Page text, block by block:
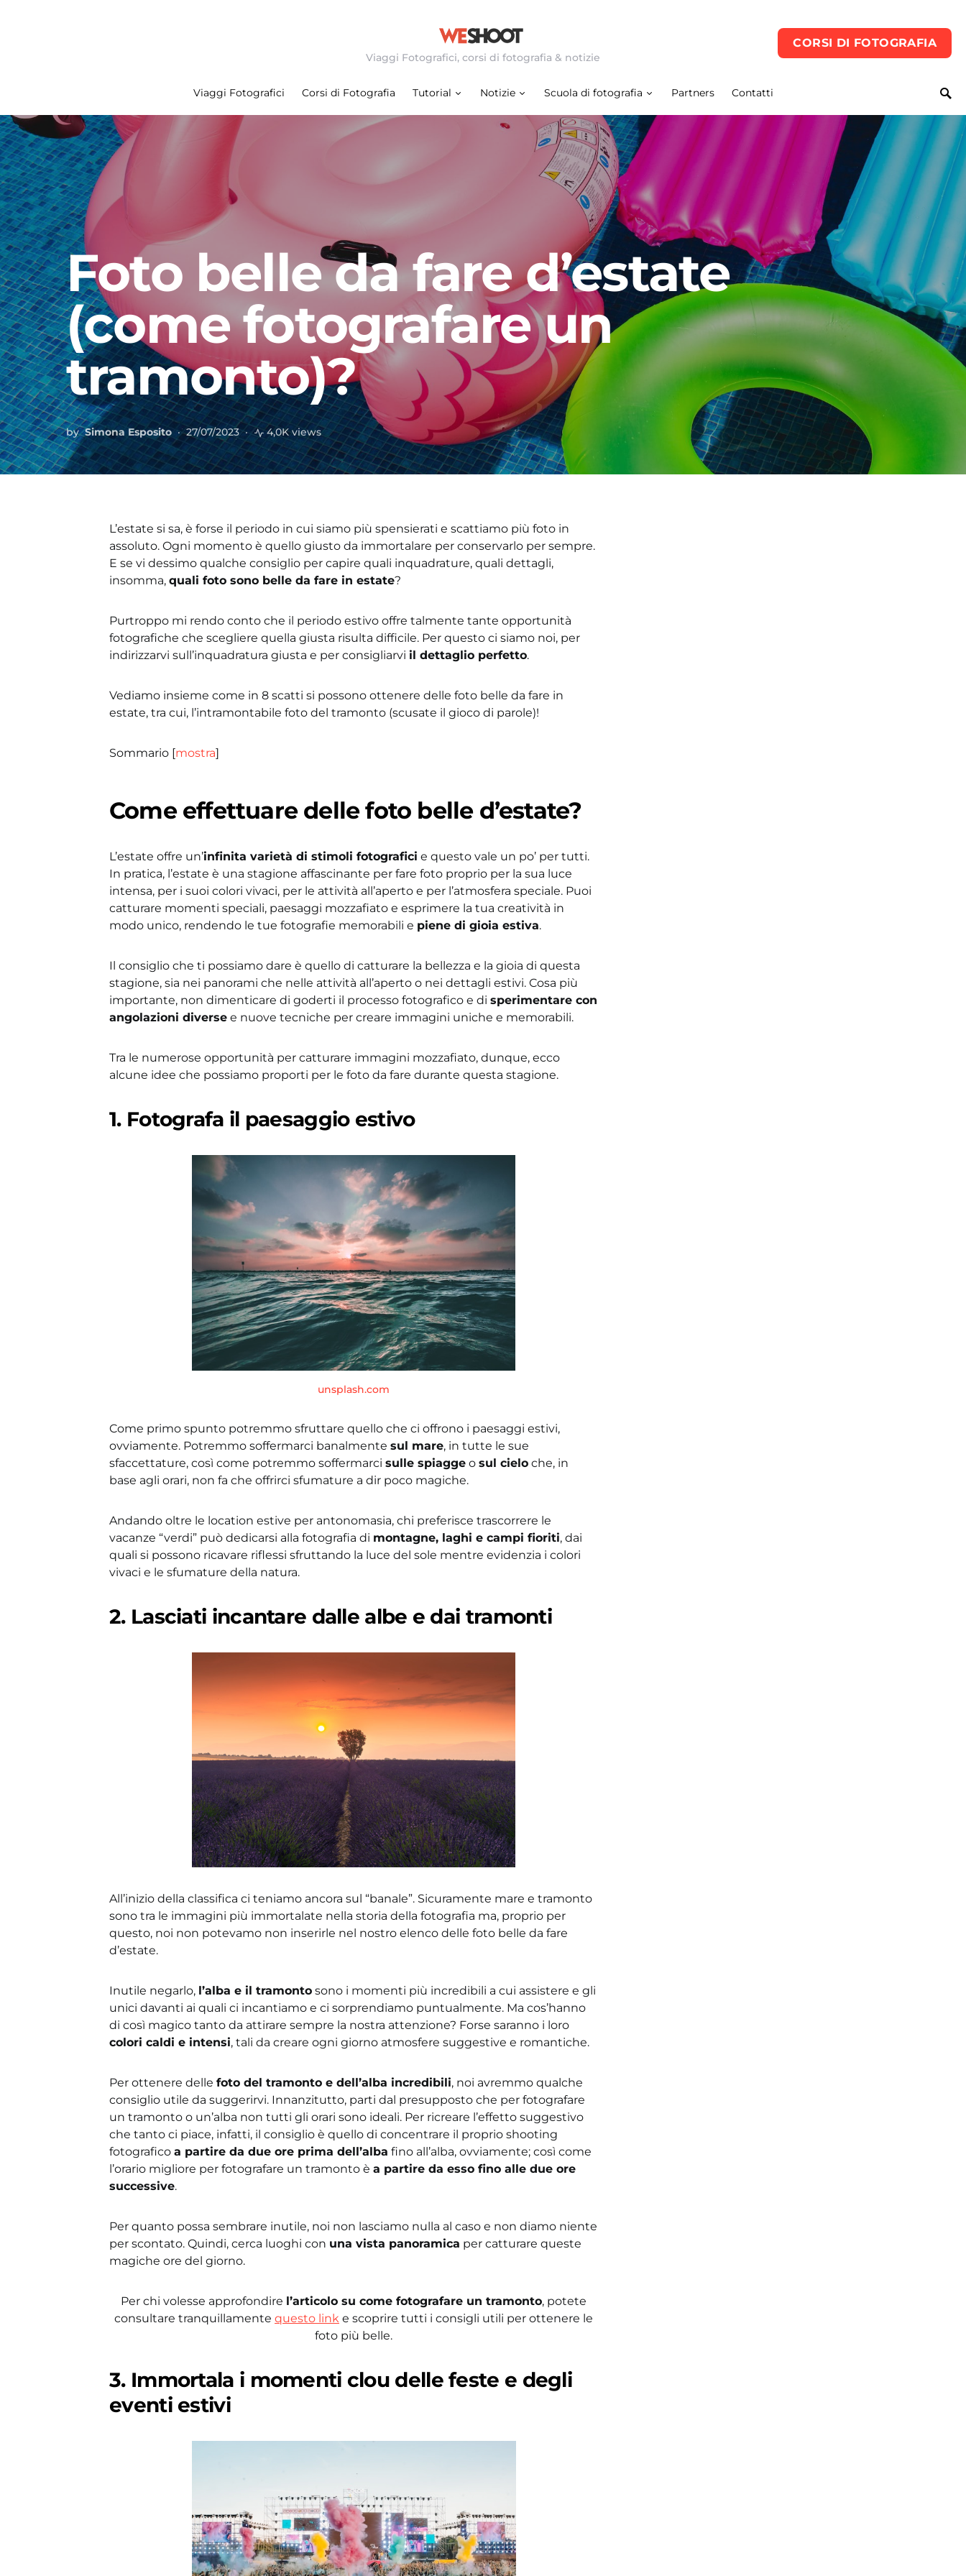
Viaggi Fotografici, corsi di fotografia & notizie
CORSI DI FOTOGRAFIA
Viaggi Fotografici Corsi di Fotografia Tutorial Notizie Scuola di fotografia Partners Contatti
Foto belle da fare d’estate
(come fotografare un
tramonto)?
by Simona Esposito 27/07/2023 4,0K views
L’estate si sa, è forse il periodo in cui siamo più spensierati e scattiamo più foto in
assoluto. Ogni momento è quello giusto da immortalare per conservarlo per sempre.
E se vi dessimo qualche consiglio per capire quali inquadrature, quali dettagli,
insomma, quali foto sono belle da fare in estate?
Purtroppo mi rendo conto che il periodo estivo offre talmente tante opportunità
fotografiche che scegliere quella giusta risulta difficile. Per questo ci siamo noi, per
indirizzarvi sull’inquadratura giusta e per consigliarvi il dettaglio perfetto.
Vediamo insieme come in 8 scatti si possono ottenere delle foto belle da fare in
estate, tra cui, l’intramontabile foto del tramonto (scusate il gioco di parole)!
Sommario [mostra]
Come effettuare delle foto belle d’estate?
L’estate offre un’infinita varietà di stimoli fotografici e questo vale un po’ per tutti.
In pratica, l’estate è una stagione affascinante per fare foto proprio per la sua luce
intensa, per i suoi colori vivaci, per le attività all’aperto e per l’atmosfera speciale. Puoi
catturare momenti speciali, paesaggi mozzafiato e esprimere la tua creatività in
modo unico, rendendo le tue fotografie memorabili e piene di gioia estiva.
Il consiglio che ti possiamo dare è quello di catturare la bellezza e la gioia di questa
stagione, sia nei panorami che nelle attività all’aperto o nei dettagli estivi. Cosa più
importante, non dimenticare di goderti il processo fotografico e di sperimentare con
angolazioni diverse e nuove tecniche per creare immagini uniche e memorabili.
Tra le numerose opportunità per catturare immagini mozzafiato, dunque, ecco
alcune idee che possiamo proporti per le foto da fare durante questa stagione.
1. Fotografa il paesaggio estivo
unsplash.com
Come primo spunto potremmo sfruttare quello che ci offrono i paesaggi estivi,
ovviamente. Potremmo soffermarci banalmente sul mare, in tutte le sue
sfaccettature, così come potremmo soffermarci sulle spiagge o sul cielo che, in
base agli orari, non fa che offrirci sfumature a dir poco magiche.
Andando oltre le location estive per antonomasia, chi preferisce trascorrere le
vacanze “verdi” può dedicarsi alla fotografia di montagne, laghi e campi fioriti, dai
quali si possono ricavare riflessi sfruttando la luce del sole mentre evidenzia i colori
vivaci e le sfumature della natura.
2. Lasciati incantare dalle albe e dai tramonti
All’inizio della classifica ci teniamo ancora sul “banale”. Sicuramente mare e tramonto
sono tra le immagini più immortalate nella storia della fotografia ma, proprio per
questo, noi non potevamo non inserirle nel nostro elenco delle foto belle da fare
d’estate.
Inutile negarlo, l’alba e il tramonto sono i momenti più incredibili a cui assistere e gli
unici davanti ai quali ci incantiamo e ci sorprendiamo puntualmente. Ma cos’hanno
di così magico tanto da attirare sempre la nostra attenzione? Forse saranno i loro
colori caldi e intensi, tali da creare ogni giorno atmosfere suggestive e romantiche.
Per ottenere delle foto del tramonto e dell’alba incredibili, noi avremmo qualche
consiglio utile da suggerirvi. Innanzitutto, parti dal presupposto che per fotografare
un tramonto o un’alba non tutti gli orari sono ideali. Per ricreare l’effetto suggestivo
che tanto ci piace, infatti, il consiglio è quello di concentrare il proprio shooting
fotografico a partire da due ore prima dell’alba fino all’alba, ovviamente; così come
l’orario migliore per fotografare un tramonto è a partire da esso fino alle due ore
successive.
Per quanto possa sembrare inutile, noi non lasciamo nulla al caso e non diamo niente
per scontato. Quindi, cerca luoghi con una vista panoramica per catturare queste
magiche ore del giorno.
Per chi volesse approfondire l’articolo su come fotografare un tramonto, potete
consultare tranquillamente questo link e scoprire tutti i consigli utili per ottenere le
foto più belle.
3. Immortala i momenti clou delle feste e degli
eventi estivi